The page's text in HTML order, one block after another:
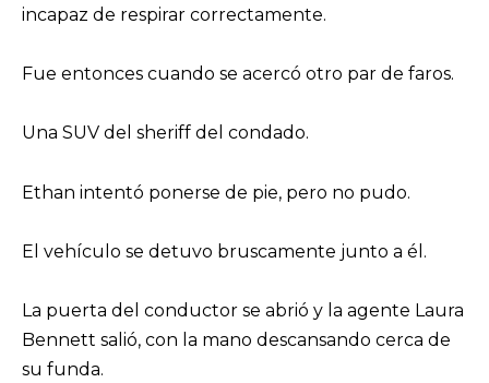
incapaz de respirar correctamente.
Fue entonces cuando se acercó otro par de faros.
Una SUV del sheriff del condado.
Ethan intentó ponerse de pie, pero no pudo.
El vehículo se detuvo bruscamente junto a él.
La puerta del conductor se abrió y la agente Laura
Bennett salió, con la mano descansando cerca de
su funda.